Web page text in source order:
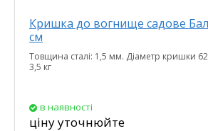
Кришка до вогнище садове
см
Товщина сталі: 1,5 мм. Діаметр кришки
3,5 кг
в наявності
ціну уточнюйте